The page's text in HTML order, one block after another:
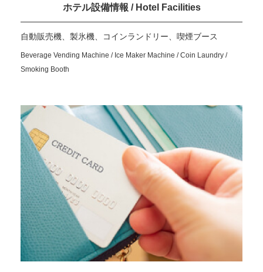
ホテル設備情報 / Hotel Facilities
自動販売機、製氷機、コインランドリー、喫煙ブース
Beverage Vending Machine / Ice Maker Machine / Coin Laundry /
Smoking Booth